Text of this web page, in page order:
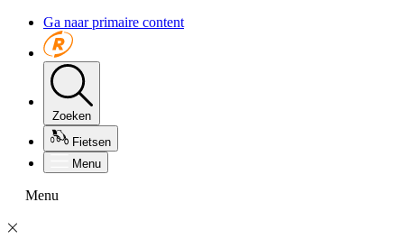
Ga naar primaire content
Zoeken
Fietsen
Menu
Menu